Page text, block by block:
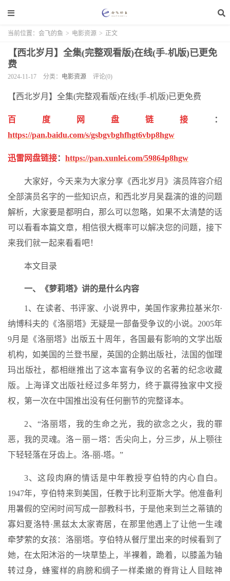
当前位置： 会飞的鱼 > 电影资源 > 正文
【西北岁月】全集(完整观看版)在线(手-机版)已更免
费
2024-11-17 分类： 电影资源 评论(0)
【西北岁月】全集(完整观看版)在线(手-机版)已更免费
百度网盘链接
：
https://pan.baidu.com/s/gsbgvbghfhgt6vbp8hgw
迅雷网盘链接： https://pan.xunlei.com/59864p8hgw
大家好，今天来为大家分享《西北岁月》演员阵容介绍
全部演员名字的一些知识点，和西北岁月吴磊演的谁的问题
解析，大家要是都明白，那么可以忽略，如果不太清楚的话
可以看看本篇文章，相信很大概率可以解决您的问题，接下
来我们就一起来看看吧！
本文目录
一、《萝莉塔》讲的是什么内容
1、在读者、书评家、小说界中，美国作家弗拉基米尔·
纳博科夫的《洛丽塔》无疑是一部备受争议的小说。2005年
9月是《洛丽塔》出版五十周年，各国最有影响的文学出版
机构，如美国的兰登书屋，英国的企鹅出版社，法国的伽理
玛出版社，都相继推出了这本富有争议的名著的纪念收藏
版。上海译文出版社经过多年努力，终于赢得独家中文授
权，第一次在中国推出没有任何删节的完整译本。
2、“洛丽塔，我的生命之光，我的欲念之火，我的罪
恶，我的灵魂。洛－丽－塔：舌尖向上，分三步，从上颚往
下轻轻落在牙齿上。洛-丽-塔。”
3、这段肉麻的情话是中年教授亨伯特的内心自白。
1947年，亨伯特来到美国，任教于比利亚斯大学。他准备利
用暑假的空闲时间写成一部教科书，于是他来到兰之蒂镇的
寡妇夏洛特·黑兹太太家寄居，在那里他遇上了让他一生魂
牵梦萦的女孩：洛丽塔。亨伯特从餐厅里出来的时候看到了
她，在太阳沐浴的一块草垫上，半裸着，跪着，以膝盖为轴
转过身，蜂蜜样的肩膀和绸子一样柔嫩的脊背让人目眩神